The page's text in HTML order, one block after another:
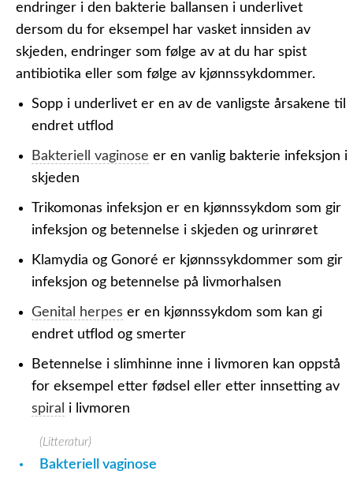
endringer i den bakterie ballansen i underlivet
dersom du for eksempel har vasket innsiden av
skjeden, endringer som følge av at du har spist
antibiotika eller som følge av kjønnssykdommer.
Sopp i underlivet er en av de vanligste årsakene til
endret utflod
Bakteriell vaginose er en vanlig bakterie infeksjon i
skjeden
Trikomonas infeksjon er en kjønnssykdom som gir
infeksjon og betennelse i skjeden og urinrøret
Klamydia og Gonoré er kjønnssykdommer som gir
infeksjon og betennelse på livmorhalsen
Genital herpes er en kjønnssykdom som kan gi
endret utflod og smerter
Betennelse i slimhinne inne i livmoren kan oppstå
for eksempel etter fødsel eller etter innsetting av
spiral
i livmoren
(Litteratur)
Bakteriell vaginose